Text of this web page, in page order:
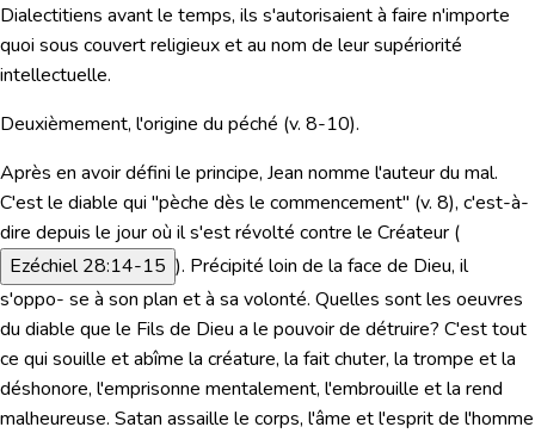
Dialectitiens avant le temps, ils s'autorisaient à faire n'importe
quoi sous couvert religieux et au nom de leur supériorité
intellectuelle.
Deuxièmement, l'origine du péché (v. 8-10).
Après en avoir défini le principe, Jean nomme l'auteur du mal.
C'est le diable qui "pèche dès le commencement" (v. 8), c'est-à-
dire depuis le jour où il s'est révolté contre le Créateur (
Ezéchiel 28:14-15 ). Précipité loin de la face de Dieu, il
s'oppo- se à son plan et à sa volonté. Quelles sont les oeuvres
du diable que le Fils de Dieu a le pouvoir de détruire? C'est tout
ce qui souille et abîme la créature, la fait chuter, la trompe et la
déshonore, l'emprisonne mentalement, l'embrouille et la rend
malheureuse. Satan assaille le corps, l'âme et l'esprit de l'homme